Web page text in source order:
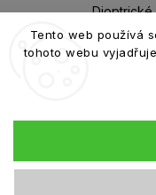
Tento web používá
tohoto webu
Dioptrické
Sportovní
Copyright 2026